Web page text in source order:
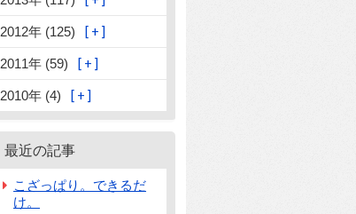
2012年 (125)
2011年 (59)
2010年 (4)
最近の記事
こざっぱり。できるだ
け。